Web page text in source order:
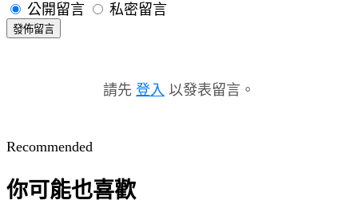
公開留言 私密留言
發佈留言
請先 登入 以發表留言。
Recommended
你可能也喜歡